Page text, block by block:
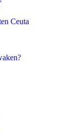
Ceuta